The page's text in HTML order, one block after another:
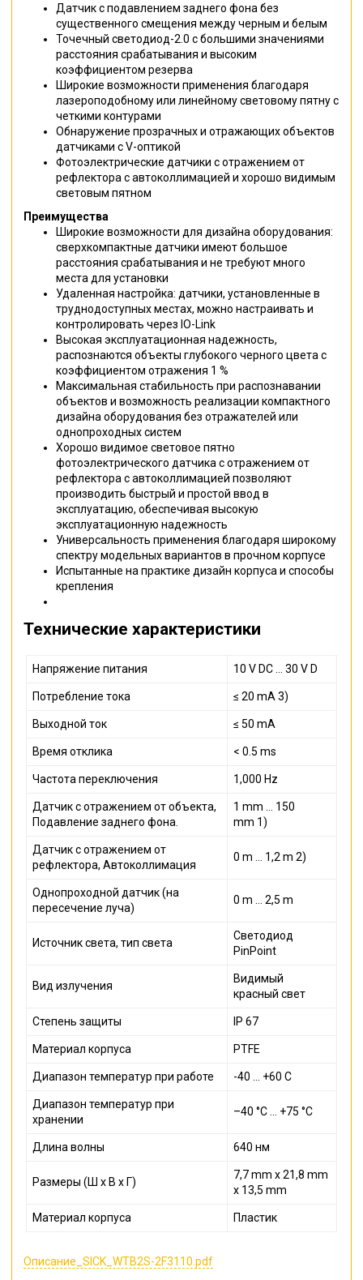
Датчик с подавлением заднего фона без
существенного смещения между черным и белым
Точечный светодиод-2.0 с большими значениями
расстояния срабатывания и высоким
коэффициентом резерва
Широкие возможности применения благодаря
лазероподобному или линейному световому пятну с
четкими контурами
Обнаружение прозрачных и отражающих объектов
датчиками с V-оптикой
Фотоэлектрические датчики с отражением от
рефлектора с автоколлимацией и хорошо видимым
световым пятном
Преимущества
Широкие возможности для дизайна оборудования:
сверхкомпактные датчики имеют большое
расстояния срабатывания и не требуют много
места для установки
Удаленная настройка: датчики, установленные в
труднодоступных местах, можно настраивать и
контролировать через IO-Link
Высокая эксплуатационная надежность,
распознаются объекты глубокого черного цвета с
коэффициентом отражения 1 %
Максимальная стабильность при распознавании
объектов и возможность реализации компактного
дизайна оборудования без отражателей или
однопроходных систем
Хорошо видимое световое пятно
фотоэлектрического датчика с отражением от
рефлектора с автоколлимацией позволяют
производить быстрый и простой ввод в
эксплуатацию, обеспечивая высокую
эксплуатационную надежность
Универсальность применения благодаря широкому
спектру модельных вариантов в прочном корпусе
Испытанные на практике дизайн корпуса и способы
крепления
Технические характеристики
Напряжение питания 10 V DC ... 30 V D
Потребление тока ≤ 20 mA 3)
Выходной ток ≤ 50 mA
Время отклика < 0.5 ms
Частота переключения 1,000 Hz
Датчик с отражением от объекта,
Подавление заднего фона.
1 mm ... 150
mm 1)
Датчик с отражением от
рефлектора, Автоколлимация
0 m ... 1,2 m 2)
Однопроходной датчик (на
пересечение луча)
0 m ... 2,5 m
Источник света, тип света
Светодиод
PinPoint
Вид излучения
Видимый
красный свет
Степень защиты IP 67
Материал корпуса PTFE
Диапазон температур при работе -40 ... +60 С
Диапазон температур при
хранении
–40 °C ... +75 °C
Длина волны 640 нм
Размеры (Ш x В x Г)
7,7 mm x 21,8 mm
x 13,5 mm
Материал корпуса Пластик
Описание_SICK_WTB2S-2F3110.pdf